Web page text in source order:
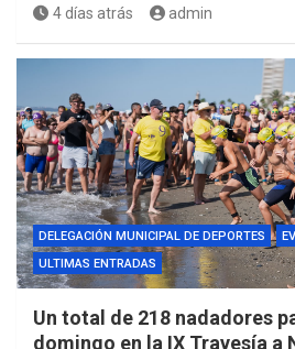
4 días atrás admin
DELEGACIÓN MUNICIPAL DE DEPORTES
ULTIMAS ENTRADAS
Un total de 218 nadadores
domingo en la IX Travesía a